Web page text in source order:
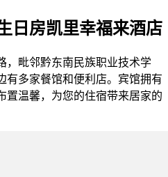
日房凯里幸福来酒店
，毗邻黔东南民族职业技术学
有多家餐馆和便利店。宾馆拥有
置温馨，为您的住宿带来居家的